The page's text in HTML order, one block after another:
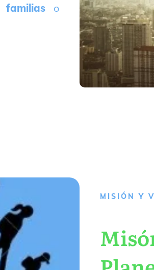
familiaso
MISIÓN Y